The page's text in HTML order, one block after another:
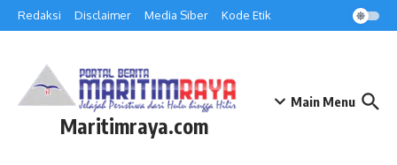
Lewati ke konten
Redaksi Disclaimer Media Siber Kode Etik
Maritimraya.com
Main Menu